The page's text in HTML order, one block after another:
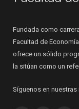
Fundada como
Facultad de
ofrece un sólido
la sitúan como un
Síguenos en